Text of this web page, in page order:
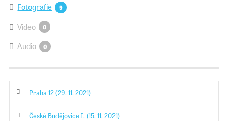
Fotografie 9
Video 0
Audio 0
Praha 12 (29. 11. 2021)
České Budějovice I. (15. 11. 2021)